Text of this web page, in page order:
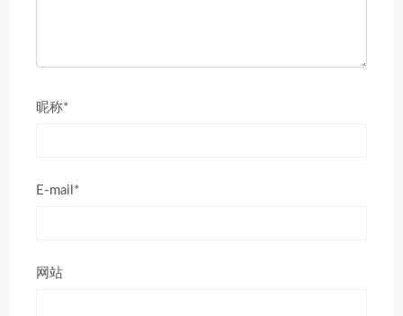
昵称*
E-mail*
网站